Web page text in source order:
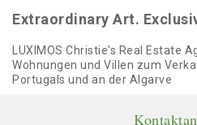
Extraordinary Art.
LUXIMOS Christie's Real Estate
Wohnungen und Villen zum
Portugals und an der Algarve